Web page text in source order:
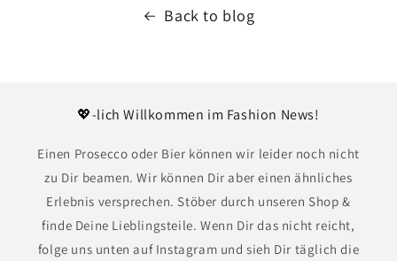
Back to blog
💖-lich Willkommen im Fashion News!
Einen Prosecco oder Bier können wir leider noch nicht
zu Dir beamen. Wir können Dir aber einen ähnliches
Erlebnis versprechen. Stöber durch unseren Shop &
finde Deine Lieblingsteile. Wenn Dir das nicht reicht,
folge uns unten auf Instagram und sieh Dir täglich die